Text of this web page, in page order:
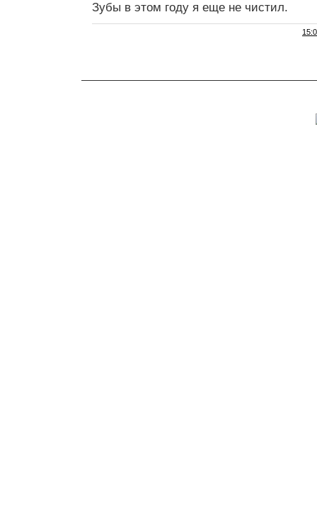
Зубы в этом году я еще не чистил.